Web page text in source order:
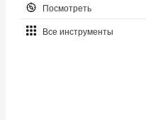
Посмотреть
Все инструменты